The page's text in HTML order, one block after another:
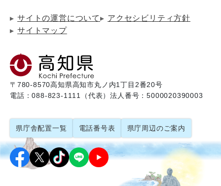
サイトの運営について
アクセシビリティ方針
サイトマップ
〒780-8570高知県高知市丸ノ内1丁目2番20号
電話：088-823-1111（代表）法人番号：5000020390003
県庁舎配置一覧 電話番号表 県庁周辺のご案内